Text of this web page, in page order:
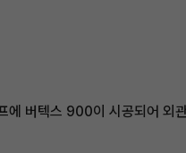
에 버텍스 900이 시공되어 외